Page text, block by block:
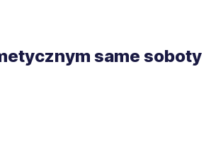
same soboty